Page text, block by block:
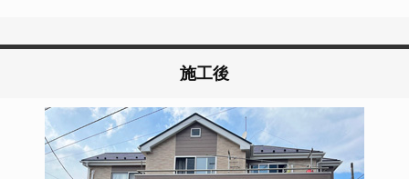
施工後